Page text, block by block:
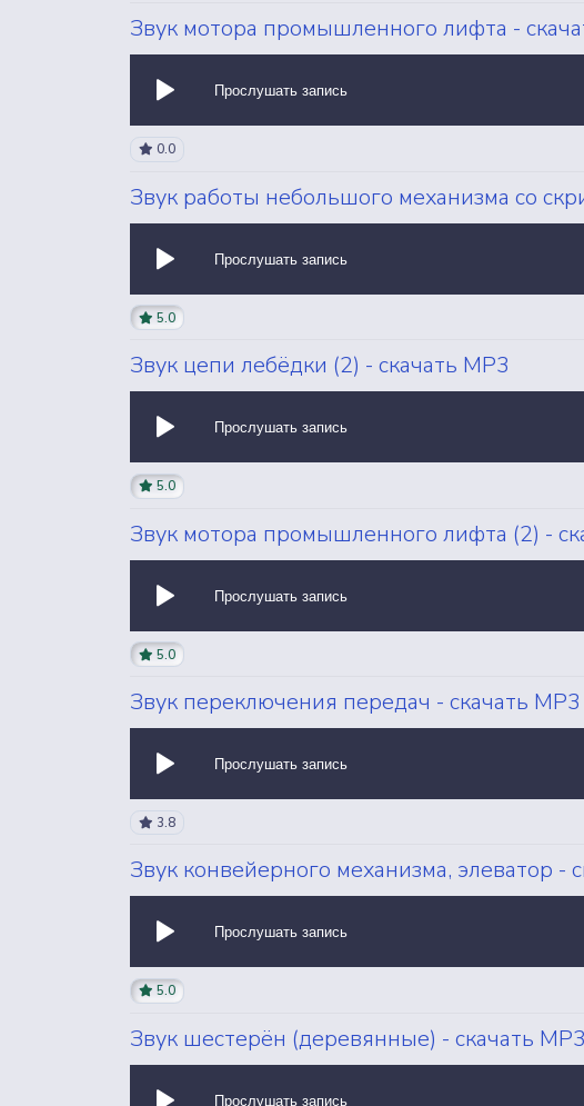
Звук мотора промышленного лифта -
Прослушать запись
0.0
Звук работы небольшого механизма со
Прослушать запись
5.0
Звук цепи лебёдки (2) - скачать MP3
Прослушать запись
5.0
Звук мотора промышленного лифта (2) -
Прослушать запись
5.0
Звук переключения передач - скачать MP3
Прослушать запись
3.8
Звук конвейерного механизма, элеватор -
Прослушать запись
5.0
Звук шестерён (деревянные) - скачать MP3
Прослушать запись